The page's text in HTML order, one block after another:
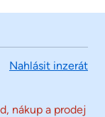
Nahlásit inzerát
nákup a prodej